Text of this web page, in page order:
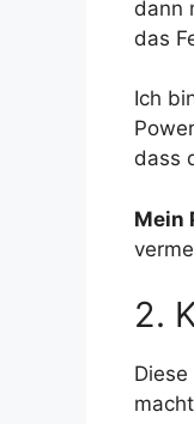
dann
das
Ich
dass
Mein
2.